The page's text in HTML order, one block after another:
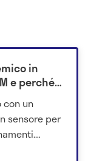
in
e perché
con un
sensore per
lo utilizza.